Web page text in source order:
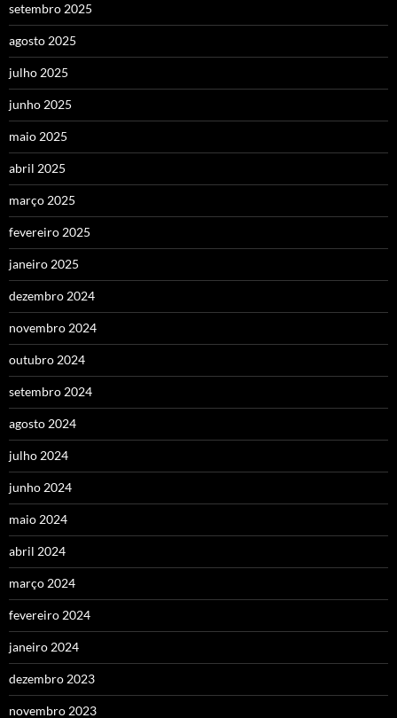
setembro 2025
agosto 2025
julho 2025
junho 2025
maio 2025
abril 2025
março 2025
fevereiro 2025
janeiro 2025
dezembro 2024
novembro 2024
outubro 2024
setembro 2024
agosto 2024
julho 2024
junho 2024
maio 2024
abril 2024
março 2024
fevereiro 2024
janeiro 2024
dezembro 2023
novembro 2023